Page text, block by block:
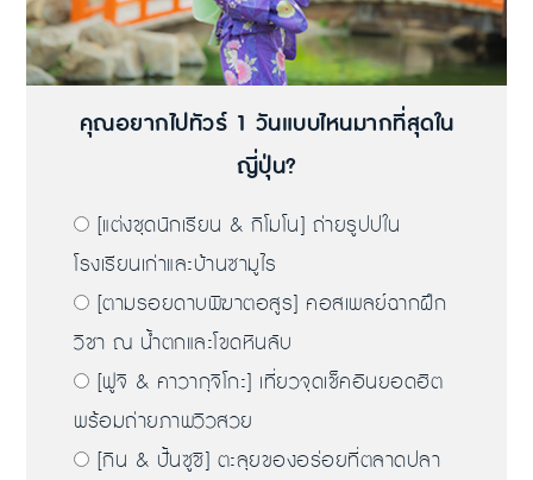
คุณอยากไปทัวร์ 1 วันแบบไหนมากที่สุดใน
ญี่ปุ่น?
[แต่งชุดนักเรียน & กิโมโน] ถ่ายรูปปใน
โรงเรียนเก่าและบ้านซามูไร
[ตามรอยดาบพิฆาตอสูร] คอสเพลย์ฉากฝึก
วิชา ณ น้ำตกและโขดหินลับ
[ฟูจิ & คาวากุจิโกะ] เที่ยวจุดเช็คอินยอดฮิต
พร้อมถ่ายภาพวิวสวย
[กิน & ปั้นซูชิ] ตะลุยของอร่อยที่ตลาดปลา